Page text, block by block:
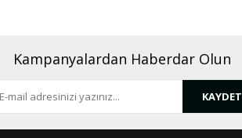
Kampanyalardan Haberdar Olun
KAYDET